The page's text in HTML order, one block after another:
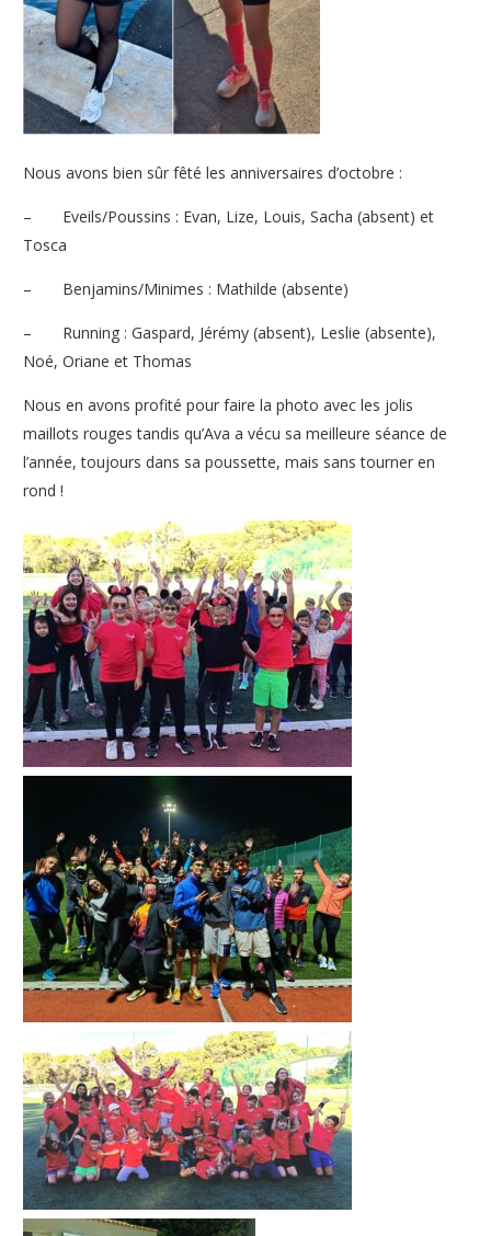
Nous avons bien sûr fêté les anniversaires d’octobre :
– Eveils/Poussins : Evan, Lize, Louis, Sacha (absent) et
Tosca
– Benjamins/Minimes : Mathilde (absente)
– Running : Gaspard, Jérémy (absent), Leslie (absente),
Noé, Oriane et Thomas
Nous en avons profité pour faire la photo avec les jolis
maillots rouges tandis qu’Ava a vécu sa meilleure séance de
l’année, toujours dans sa poussette, mais sans tourner en
rond !